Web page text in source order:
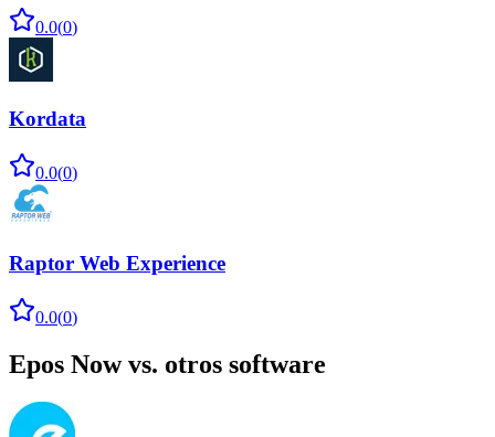
0.0(0)
Kordata
0.0(0)
Raptor Web Experience
0.0(0)
Epos Now vs. otros software